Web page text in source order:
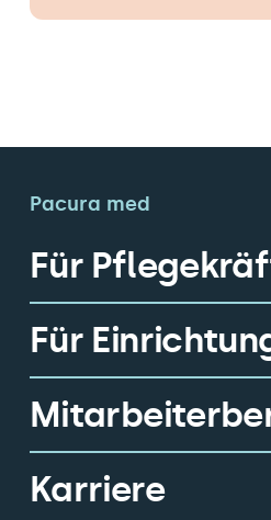
Pacura med
Für
Für
Karriere